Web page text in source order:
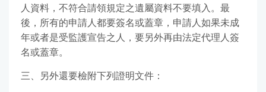
人資料，不符合請領規定之遺屬資料不要填入。最
後，所有的申請人都要簽名或蓋章，申請人如果未成
年或者是受監護宣告之人，要另外再由法定代理人簽
名或蓋章。
三、另外還要檢附下列證明文件：